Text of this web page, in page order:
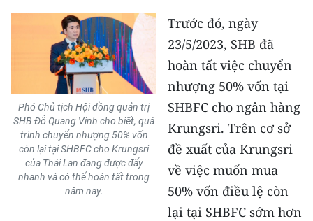
Đồng bằng sông Cửu Long
Chuyên trang Hà Nội
Chuyên trang TP. Hồ Chí Minh
CHUYÊN ĐỀ
CÁC CHUYÊN TRANG
Phó Chủ tịch Hội đồng quản trị
SHB Đỗ Quang Vinh cho biết, quá
trình chuyển nhượng 50% vốn
còn lại tại SHBFC cho Krungsri
của Thái Lan đang được đẩy
nhanh và có thể hoàn tất trong
năm nay.
Trước đó, ngày
23/5/2023, SHB đã
hoàn tất việc chuyển
nhượng 50% vốn tại
SHBFC cho ngân hàng
Krungsri. Trên cơ sở
đề xuất của Krungsri
về việc muốn mua
50% vốn điều lệ còn
lại tại SHBFC sớm hơn